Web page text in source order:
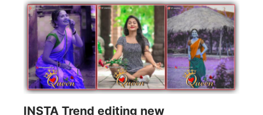
INSTA Trend editing new